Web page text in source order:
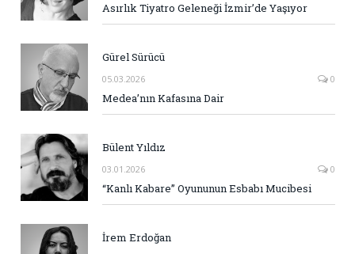
Asırlık Tiyatro Geleneği İzmir’de Yaşıyor
Gürel Sürücü
05.03.2026 0
Medea’nın Kafasına Dair
Bülent Yıldız
03.01.2026 0
“Kanlı Kabare” Oyununun Esbabı Mucibesi
İrem Erdoğan